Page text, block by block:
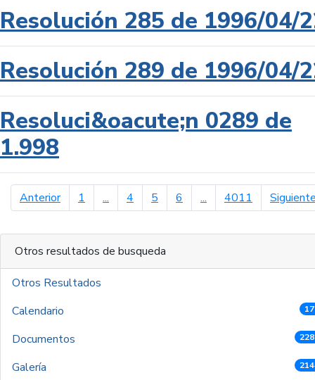
Resolución 285 de 1996/04/
Resolución 289 de 1996/04/
Resoluci&oacute;n 0289 de
1.998
Anteriorpágina anterior
1 ... 4 5 6 ... 4011
Otros resultados de busqueda
Otros Resultados
Calendario
Documentos
Galería